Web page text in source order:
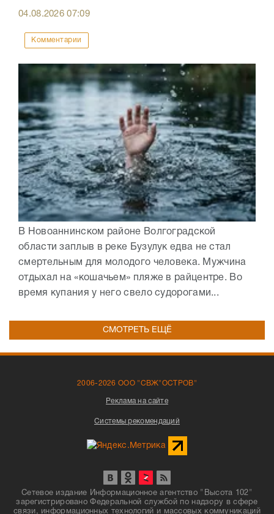
04.08.202607:09
Комментарии
В Новоаннинском районе Волгоградской
области заплыв в реке Бузулук едва не стал
смертельным для молодого человека. Мужчина
отдыхал на «кошачьем» пляже в райцентре. Во
время купания у него свело судорогами...
СМОТРЕТЬ ЕЩЁ
2006-2026 ООО "СВЖ"ОСТРОВ"
Реклама на сайте
Системы рекомендаций
Сетевое издание Информационное агентство "Высота 102"
зарегистрировано Федеральной службой по надзору в сфере
связи, информационных технологий и массовых коммуникаций